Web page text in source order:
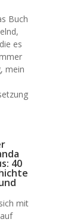
Buch
es
mein
40
mit